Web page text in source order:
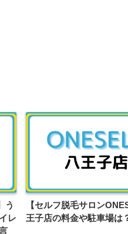
う
レ
【セルフ脱毛サロン
王子店の料金や駐車場は